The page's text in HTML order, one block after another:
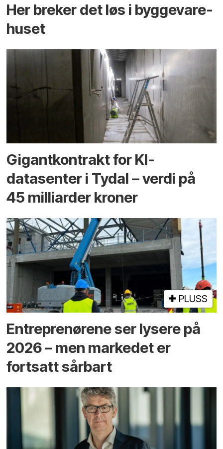
Her breker det løs i bygge­vare­
huset
Gigantkontrakt for KI-
datasenter i Tydal – verdi på
45 milliarder kroner
PLUSS
Entreprenørene ser lysere på
2026 – men markedet er
fortsatt sårbart